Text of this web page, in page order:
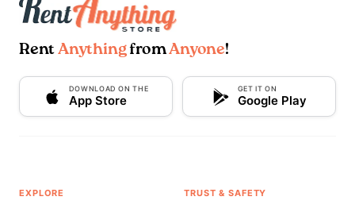
Rent AnythingfromAnyone!
DOWNLOAD ON THE
App Store
GET IT ON
Google Play
EXPLORE TRUST & SAFETY